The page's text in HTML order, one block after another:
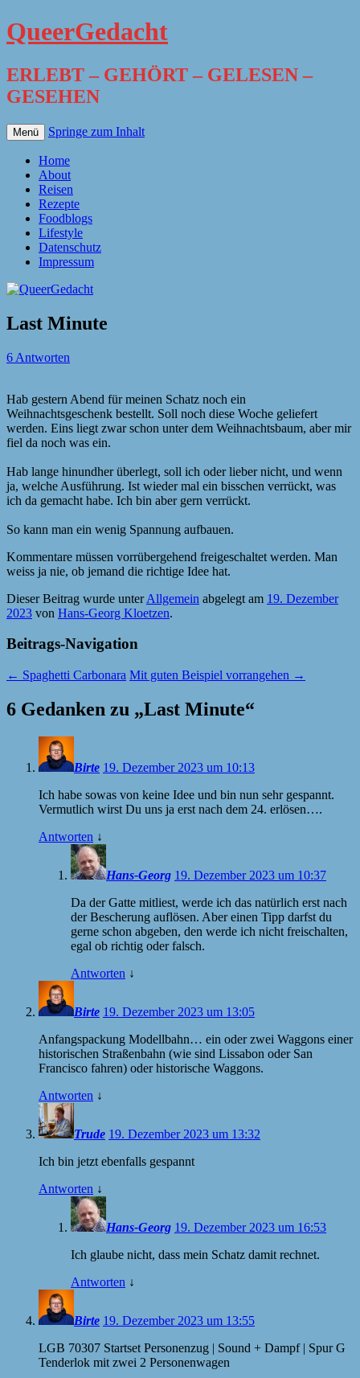
QueerGedacht
ERLEBT – GEHÖRT – GELESEN –
GESEHEN
Menü Springe zum Inhalt
Home
About
Reisen
Rezepte
Foodblogs
Lifestyle
Datenschutz
Impressum
Last Minute
6 Antworten
Hab gestern Abend für meinen Schatz noch ein
Weihnachtsgeschenk bestellt. Soll noch diese Woche geliefert
werden. Eins liegt zwar schon unter dem Weihnachtsbaum, aber mir
fiel da noch was ein.
Hab lange hinundher überlegt, soll ich oder lieber nicht, und wenn
ja, welche Ausführung. Ist wieder mal ein bisschen verrückt, was
ich da gemacht habe. Ich bin aber gern verrückt.
So kann man ein wenig Spannung aufbauen.
Kommentare müssen vorrübergehend freigeschaltet werden. Man
weiss ja nie, ob jemand die richtige Idee hat.
Dieser Beitrag wurde unterAllgemein abgelegt am 19. Dezember
2023 von Hans-Georg Kloetzen.
Beitrags-Navigation
← Spaghetti Carbonara Mit guten Beispiel vorrangehen →
6 Gedanken zu „Last Minute“
Birte 19. Dezember 2023 um 10:13
Ich habe sowas von keine Idee und bin nun sehr gespannt.
Vermutlich wirst Du uns ja erst nach dem 24. erlösen….
Antworten ↓
Hans-Georg 19. Dezember 2023 um 10:37
Da der Gatte mitliest, werde ich das natürlich erst nach
der Bescherung auflösen. Aber einen Tipp darfst du
gerne schon abgeben, den werde ich nicht freischalten,
egal ob richtig oder falsch.
Antworten ↓
Birte 19. Dezember 2023 um 13:05
Anfangspackung Modellbahn… ein oder zwei Waggons einer
historischen Straßenbahn (wie sind Lissabon oder San
Francisco fahren) oder historische Waggons.
Antworten ↓
Trude 19. Dezember 2023 um 13:32
Ich bin jetzt ebenfalls gespannt
Antworten ↓
Hans-Georg 19. Dezember 2023 um 16:53
Ich glaube nicht, dass mein Schatz damit rechnet.
Antworten ↓
Birte 19. Dezember 2023 um 13:55
LGB 70307 Startset Personenzug | Sound + Dampf | Spur G
Tenderlok mit zwei 2 Personenwagen